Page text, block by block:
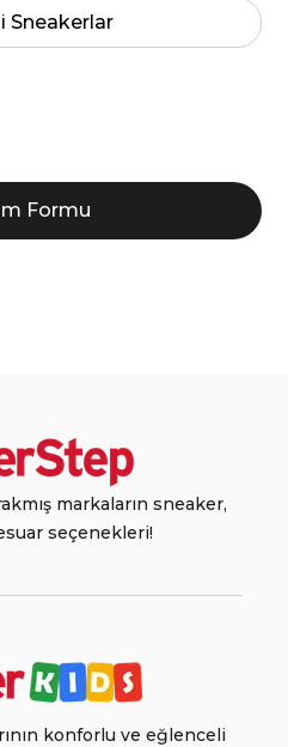
Sneakerlar
Formu
markaların sneaker,
seçenekleri!
konforlu ve eğlenceli